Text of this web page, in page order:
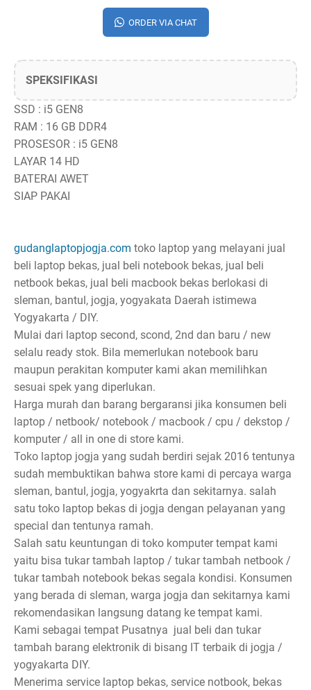
ORDER VIA CHAT
SPEKSIFIKASI
SSD : i5 GEN8
RAM : 16 GB DDR4
PROSESOR : i5 GEN8
LAYAR 14 HD
BATERAI AWET
SIAP PAKAI
gudanglaptopjogja.com toko laptop yang melayani jual
beli laptop bekas, jual beli notebook bekas, jual beli
netbook bekas, jual beli macbook bekas berlokasi di
sleman, bantul, jogja, yogyakata Daerah istimewa
Yogyakarta / DIY.
Mulai dari laptop second, scond, 2nd dan baru / new
selalu ready stok. Bila memerlukan notebook baru
maupun perakitan komputer kami akan memilihkan
sesuai spek yang diperlukan.
Harga murah dan barang bergaransi jika konsumen beli
laptop / netbook/ notebook / macbook / cpu / dekstop /
komputer / all in one di store kami.
Toko laptop jogja yang sudah berdiri sejak 2016 tentunya
sudah membuktikan bahwa store kami di percaya warga
sleman, bantul, jogja, yogyakrta dan sekitarnya. salah
satu toko laptop bekas di jogja dengan pelayanan yang
special dan tentunya ramah.
Salah satu keuntungan di toko komputer tempat kami
yaitu bisa tukar tambah laptop / tukar tambah netbook /
tukar tambah notebook bekas segala kondisi. Konsumen
yang berada di sleman, warga jogja dan sekitarnya kami
rekomendasikan langsung datang ke tempat kami.
Kami sebagai tempat Pusatnya jual beli dan tukar
tambah barang elektronik di bisang IT terbaik di jogja /
yogyakarta DIY.
Menerima service laptop bekas, service notbook, bekas